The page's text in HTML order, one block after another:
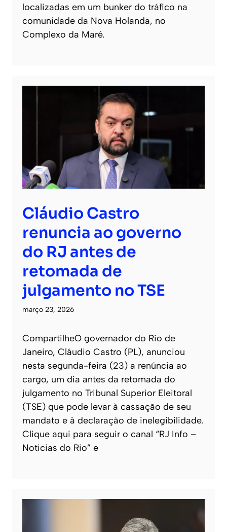
localizadas em um bunker do tráfico na
comunidade da Nova Holanda, no
Complexo da Maré.
Cláudio Castro
renuncia ao governo
do RJ antes de
retomada de
julgamento no TSE
março 23, 2026
CompartilheO governador do Rio de
Janeiro, Cláudio Castro (PL), anunciou
nesta segunda-feira (23) a renúncia ao
cargo, um dia antes da retomada do
julgamento no Tribunal Superior Eleitoral
(TSE) que pode levar à cassação de seu
mandato e à declaração de inelegibilidade.
Clique aqui para seguir o canal “RJ Info –
Noticias do Rio” e